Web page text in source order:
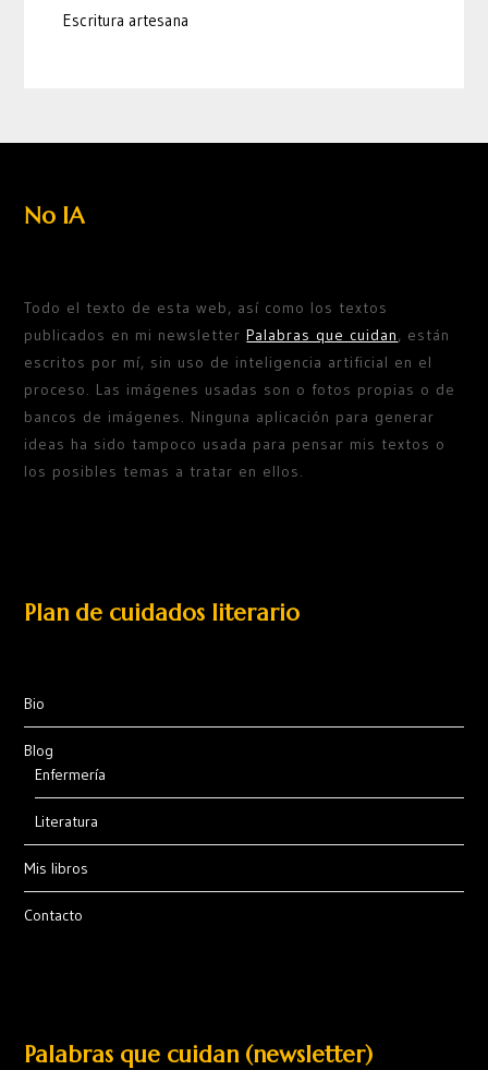
Escritura artesana
No IA
Todo el texto de esta web, así como los textos
publicados en mi newsletterPalabras que cuidan, están
escritos por mí, sin uso de inteligencia artificial en el
proceso. Las imágenes usadas son o fotos propias o de
bancos de imágenes. Ninguna aplicación para generar
ideas ha sido tampoco usada para pensar mis textos o
los posibles temas a tratar en ellos.
Plan de cuidados literario
Bio
Blog
Enfermería
Literatura
Mis libros
Contacto
Palabras que cuidan (newsletter)